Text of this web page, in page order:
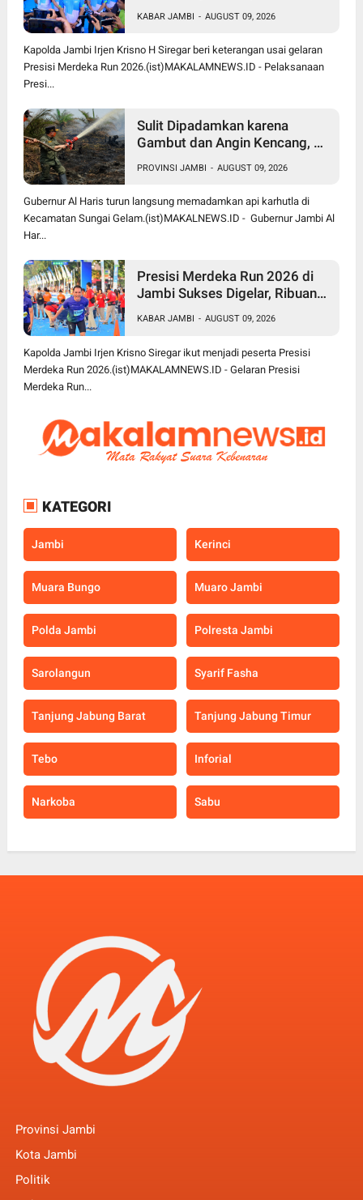
dan Masyarakat
KABAR JAMBI - AUGUST 09, 2026
Kapolda Jambi Irjen Krisno H Siregar beri keterangan usai gelaran
Presisi Merdeka Run 2026.(ist)MAKALAMNEWS.ID - Pelaksanaan
Presi...
Sulit Dipadamkan karena
Gambut dan Angin Kencang, Al
Padamkan Karhutla di Sungai
PROVINSI JAMBI - AUGUST 09, 2026
Gubernur Al Haris turun langsung memadamkan api karhutla di
Kecamatan Sungai Gelam.(ist)MAKALNEWS.ID - Gubernur Jambi Al
Har...
Presisi Merdeka Run 2026 di
Jambi Sukses Digelar, Ribuan
Ramaikan Event Nasional
KABAR JAMBI - AUGUST 09, 2026
Kapolda Jambi Irjen Krisno Siregar ikut menjadi peserta Presisi
Merdeka Run 2026.(ist)MAKALAMNEWS.ID - Gelaran Presisi
Merdeka Run...
KATEGORI
Jambi Kerinci
Muara Bungo Muaro Jambi
Polda Jambi Polresta Jambi
Sarolangun Syarif Fasha
Tanjung Jabung Barat Tanjung Jabung Timur
Tebo Inforial
Narkoba Sabu
Provinsi Jambi
Kota Jambi
Politik